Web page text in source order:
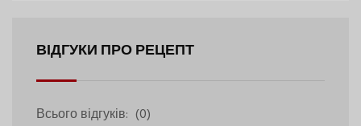
ВІДГУКИ ПРО РЕЦЕПТ
Всього відгуків: (0)